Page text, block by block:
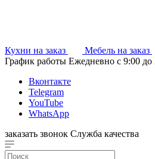
Кухни на заказ
Мебель на заказ
График работы Ежедневно с 9:00 до
Вконтакте
Telegram
YouTube
WhatsApp
заказать звонок Служба качества